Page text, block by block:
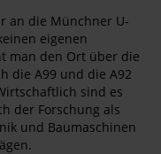
an die Münchner U-
eigenen
man den Ort über die
die A99 und die A92
sind es
der Forschung als
und Baumaschinen